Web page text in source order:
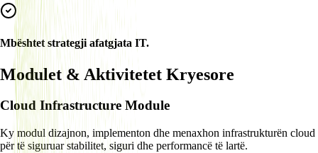
Mbështet strategji afatgjata IT.
Modulet & Aktivitetet Kryesore
Cloud Infrastructure Module
Ky modul dizajnon, implementon dhe menaxhon infrastrukturën cloud
për të siguruar stabilitet, siguri dhe performancë të lartë.